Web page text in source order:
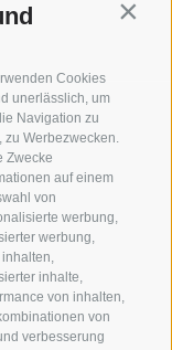
Cookies
unerlässlich, um
Navigation zu
zu Werbezwecken.
Zwecke
auf einem
von
werbung,
werbung,
inhalte,
von inhalten,
von
verbesserung